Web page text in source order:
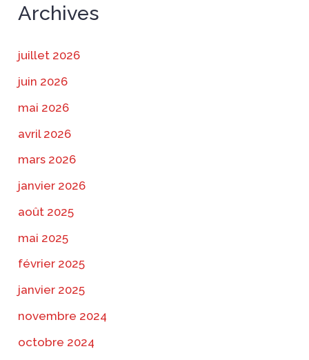
Archives
juillet 2026
juin 2026
mai 2026
avril 2026
mars 2026
janvier 2026
août 2025
mai 2025
février 2025
janvier 2025
novembre 2024
octobre 2024